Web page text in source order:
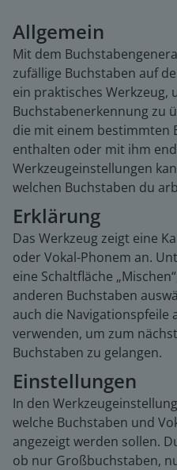
Allgemein
Mit dem
zufällige Buchstaben auf
ein praktisches Werkzeug,
Buchstabenerkennung zu
die mit einem bestimmten
enthalten oder mit ihm
Werkzeugeinstellungen
welchen Buchstaben du
Erklärung
Das Werkzeug zeigt eine
oder Vokal-Phonem an.
eine Schaltfläche
anderen Buchstaben
auch die Navigationspfeile
verwenden, um zum
Buchstaben zu gelangen.
Einstellungen
In den
welche Buchstaben und
angezeigt werden sollen.
ob nur Großbuchstaben,